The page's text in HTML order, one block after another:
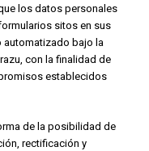
los datos personales
sitos en sus
automatizado bajo la
con la finalidad de
establecidos
de la posibilidad de
rectificación y